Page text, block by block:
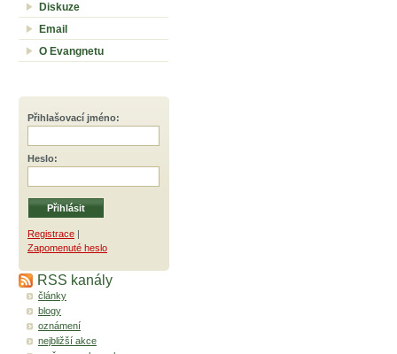
Diskuze
Email
O Evangnetu
Přihlašovací jméno:
Heslo:
Registrace |
Zapomenuté heslo
RSS kanály
články
blogy
oznámení
nejbližší akce